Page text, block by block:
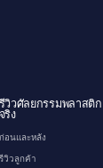
รีวิวศัลยกรรมพลาสติก
จริง
ก่อนและหลัง
รีวิวลูกค้า